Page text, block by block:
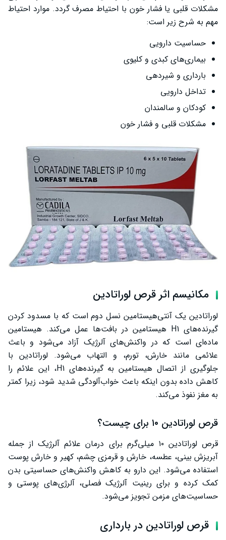
مشکلات قلبی یا فشار خون با احتیاط مصرف گردد. موارد احتیاط
مهم به شرح زیر است:
حساسیت دارویی
بیماری‌های کبدی و کلیوی
بارداری و شیردهی
تداخل دارویی
کودکان و سالمندان
مشکلات قلبی و فشار خون
مکانیسم اثر قرص لوراتادین
لوراتادین یک آنتی‌هیستامین نسل دوم است که با مسدود کردن
گیرنده‌های H1 هیستامین در بافت‌ها عمل می‌کند. هیستامین
ماده‌ای است که در واکنش‌های آلرژیک آزاد می‌شود و باعث
علائمی مانند خارش، تورم، و التهاب می‌شود. لوراتادین با
جلوگیری از اتصال هیستامین به گیرنده‌های H1، این علائم را
کاهش داده بدون اینکه باعث خواب‌آلودگی شدید شود، زیرا کمتر
به مغز نفوذ می‌کند.
قرص لوراتادین ۱۰ برای چیست؟
قرص لوراتادین ۱۰ میلی‌گرم برای درمان علائم آلرژیک از جمله
آبریزش بینی، عطسه، خارش و قرمزی چشم، کهیر و خارش پوست
استفاده می‌شود. این دارو به کاهش واکنش‌های حساسیتی بدن
کمک کرده و برای رینیت آلرژیک فصلی، آلرژی‌های پوستی و
حساسیت‌های مزمن تجویز می‌شود.
قرص لوراتادین در بارداری